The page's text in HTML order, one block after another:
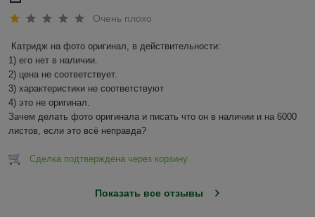
Очень плохо
Катридж на фото оригинал, в действительности:
1) его нет в наличии.
2) цена не соответствует.
3) характеристики не соответствуют
4) это не оригинал.
Зачем делать фото оригинала и писать что он в наличии и на 6000
листов, если это всё неправда?
Сделка подтверждена через корзину
Показать все отзывы